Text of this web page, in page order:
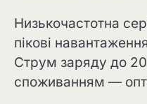
Низькочастотна
пікові
Струм заряду до
споживанням —